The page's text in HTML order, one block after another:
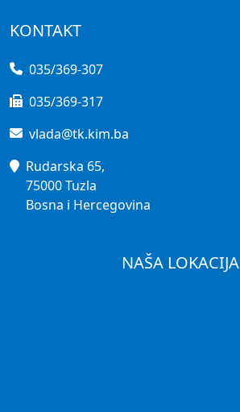
KONTAKT
035/369-307
035/369-317
vlada@tk.kim.ba
Rudarska 65,
75000 Tuzla
Bosna i Hercegovina
NAŠA LOKACIJA